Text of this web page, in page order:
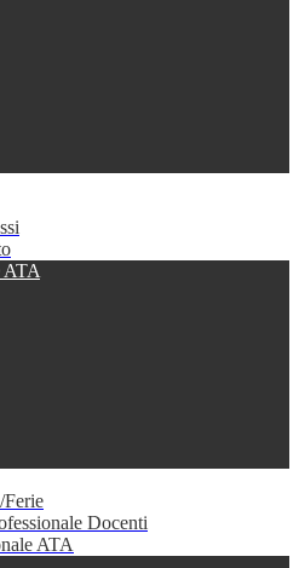
ATA
Ferie
Docenti
ATA